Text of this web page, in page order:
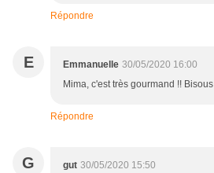
Répondre
E Emmanuelle 30/05/2020 16:00
Mima, c'est très gourmand !! Bisous
Répondre
G gut 30/05/2020 15:50